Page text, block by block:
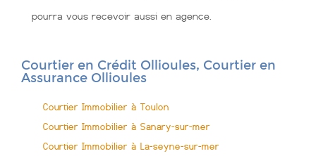
pourra vous recevoir aussi en agence.
Courtier en Crédit Ollioules, Courtier en
Assurance Ollioules
Courtier Immobilier à Toulon
Courtier Immobilier à Sanary-sur-mer
Courtier Immobilier à La-seyne-sur-mer